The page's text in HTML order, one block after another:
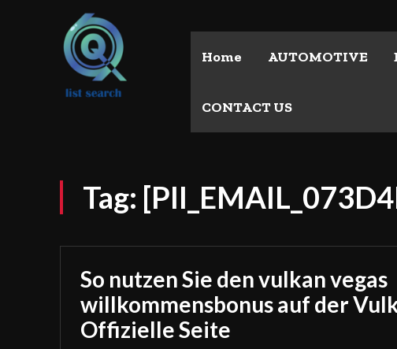
Home AUTOMOTIVE
CONTACT US
Tag:
So nutzen Sie den vulkan vegas
willkommensbonus auf der
Offizielle Seite